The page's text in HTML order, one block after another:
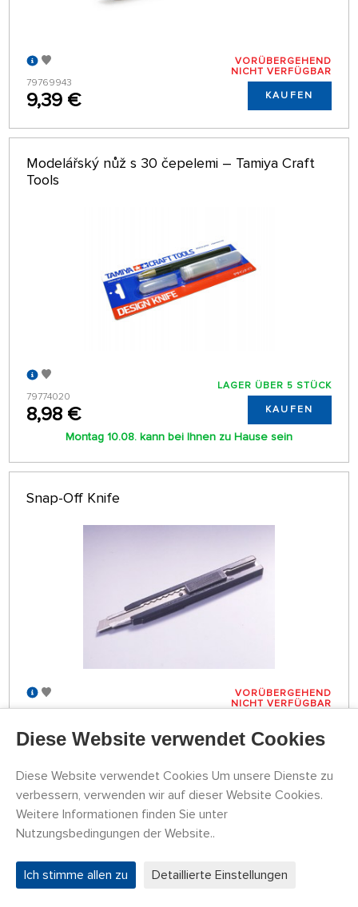
79769943
9,39 €
VORÜBERGEHEND
NICHT VERFÜGBAR
KAUFEN
Modelářský nůž s 30 čepelemi – Tamiya Craft
Tools
79774020
8,98 €
LAGER ÜBER 5 STÜCK
KAUFEN
Montag 10.08. kann bei Ihnen zu Hause sein
Snap-Off Knife
3,65 €
VORÜBERGEHEND
NICHT VERFÜGBAR
Tamiya Snap-Off Knife
Diese Website verwendet Cookies
Diese Website verwendet Cookies Um unsere Dienste zu
verbessern, verwenden wir auf dieser Website Cookies.
Weitere Informationen finden Sie unter
Nutzungsbedingungen der Website..
Ich stimme allen zu Detaillierte Einstellungen